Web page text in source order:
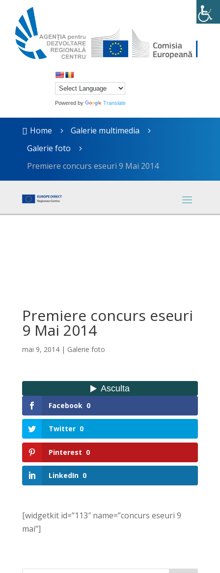
Powered by Translate
 Home 5 Galerie multimedia 5
Galerie foto 5
Premiere concurs eseuri 9 Mai 2014
Premiere concurs eseuri
9 Mai 2014
mai 9, 2014| Galerie foto
Facebook 0
Twitter 0
Pinterest 0
LinkedIn 0
[widgetkit id=”113″ name=”concurs eseuri 9
mai”]